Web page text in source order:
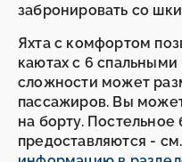
забронировать со
Яхта с комфортом
каютах с 6
сложности может
пассажиров. Вы
на борту. Постельное
предоставляются -